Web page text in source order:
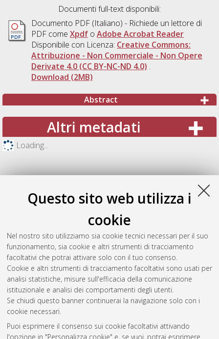
Questo sito web utilizza i
cookie
Nel nostro sito utilizziamo sia cookie tecnici necessari per il suo
funzionamento, sia cookie e altri strumenti di tracciamento
facoltativi che potrai attivare solo con il tuo consenso.
Cookie e altri strumenti di tracciamento facoltativi sono usati per
analisi statistiche, misure sull'efficacia della comunicazione
istituzionale e analisi dei comportamenti degli utenti.
Se chiudi questo banner continuerai la navigazione solo con i
cookie necessari.
Puoi esprimere il consenso sui cookie facoltativi attivando
l'opzione in "Personalizza cookie" e, se vuoi, potrai esprimere
Documenti full-text disponibili:
Documento PDF(Italiano) - Richiede un lettore di
PDF come Xpdfo Adobe Acrobat Reader
Disponibile con Licenza: Creative Commons:
Attribuzione - Non Commerciale - Non Opere
Derivate 4.0 (CC BY-NC-ND 4.0) .
Download (2MB)
Abstract
Altri metadati
Loading...
Gestione del documento:
Atom
Rss 1.0